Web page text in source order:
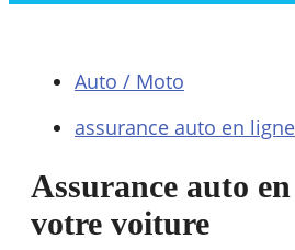
Auto / Moto
assurance auto en ligne
Assurance auto
votre voiture